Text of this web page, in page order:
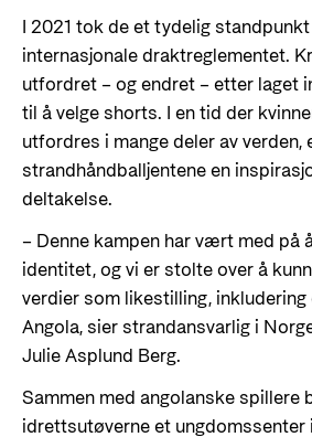
I 2021 tok de et tydelig
internasjonale draktreglementet.
utfordret – og endret – etter laget
til å velge shorts. I en tid der
utfordres i mange deler av verden,
strandhåndballjentene en
deltakelse.
– Denne kampen har vært med på
identitet, og vi er stolte over å
verdier som likestilling, inkludering
Angola, sier strandansvarlig i
Julie Asplund Berg.
Sammen med angolanske spillere
idrettsutøverne et